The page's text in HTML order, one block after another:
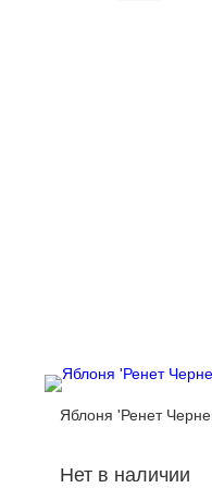
Яблоня 'Ренет
Нет в наличии